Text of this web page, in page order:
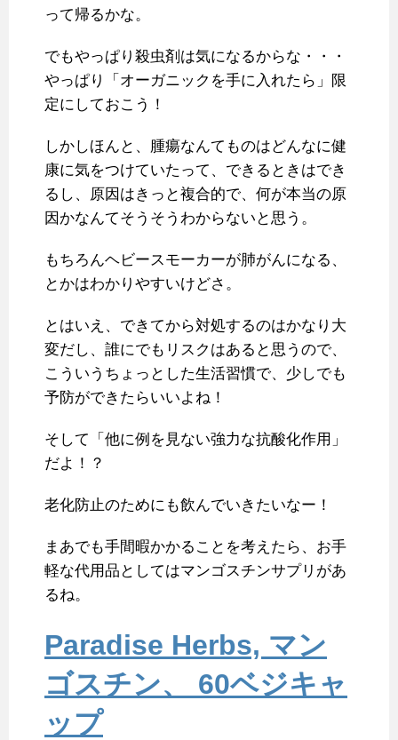
って帰るかな。
でもやっぱり殺虫剤は気になるからな・・・
やっぱり「オーガニックを手に入れたら」限
定にしておこう！
しかしほんと、腫瘍なんてものはどんなに健
康に気をつけていたって、できるときはでき
るし、原因はきっと複合的で、何が本当の原
因かなんてそうそうわからないと思う。
もちろんヘビースモーカーが肺がんになる、
とかはわかりやすいけどさ。
とはいえ、できてから対処するのはかなり大
変だし、誰にでもリスクはあると思うので、
こういうちょっとした生活習慣で、少しでも
予防ができたらいいよね！
そして「他に例を見ない強力な抗酸化作用」
だよ！？
老化防止のためにも飲んでいきたいなー！
まあでも手間暇かかることを考えたら、お手
軽な代用品としてはマンゴスチンサプリがあ
るね。
Paradise Herbs, マン
ゴスチン、 60ベジキャ
ップ